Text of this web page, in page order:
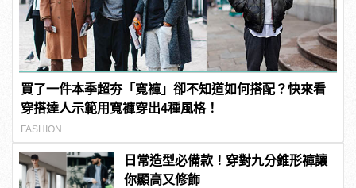
買了一件本季超夯「寬褲」卻不知道如何搭配？快來看
穿搭達人示範用寬褲穿出4種風格！
FASHION
日常造型必備款！穿對九分錐形褲讓
你顯高又修飾